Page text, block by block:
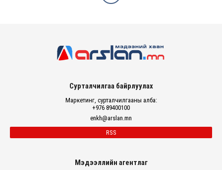
Сурталчилгаа байрлуулах
Маркетинг, сурталчилгааны алба:
+976 89400100
enkh@arslan.mn
RSS
Мэдээллийн агентлаг